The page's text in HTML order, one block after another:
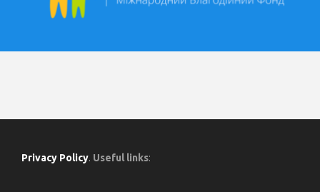
Privacy Policy. Useful links: